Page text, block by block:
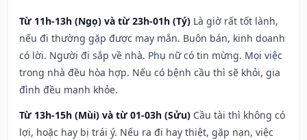
Từ 11h-13h (Ngọ) và từ 23h-01h (Tý) Là giờ rất tốt lành,
nếu đi thường gặp được may mắn. Buôn bán, kinh doanh
có lời. Người đi sắp về nhà. Phụ nữ có tin mừng. Mọi việc
trong nhà đều hòa hợp. Nếu có bệnh cầu thì sẽ khỏi, gia
đình đều mạnh khỏe.
Từ 13h-15h (Mùi) và từ 01-03h (Sửu) Cầu tài thì không có
lợi, hoặc hay bị trái ý. Nếu ra đi hay thiệt, gặp nạn, việc